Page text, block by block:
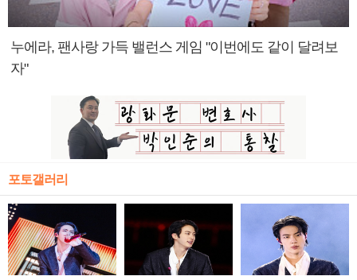
누에라, 팬사랑 가득 밸런스 게임 "이번에도 같이 달려보
자"
포토갤러리